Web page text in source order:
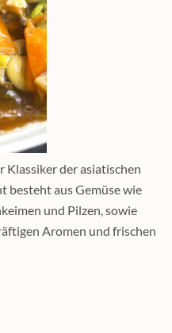
Klassiker der asiatischen
besteht aus Gemüse wie
und Pilzen, sowie
Aromen und frischen